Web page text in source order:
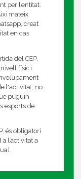
per l’entitat.
mateix,
creat
en cas
del CEP,
físic i
l'activitat, no
puguin
esports de
és obligatori
l’activitat a